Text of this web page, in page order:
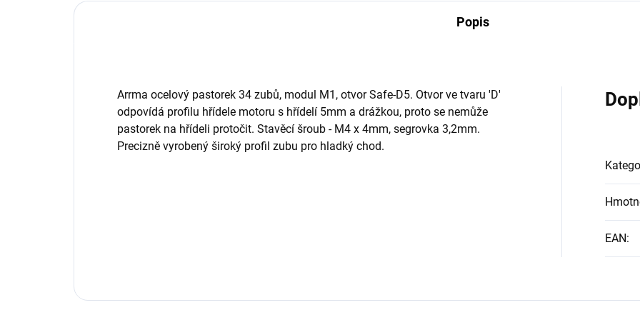
Popis
Arrma ocelový pastorek 34 zubů, modul M1, otvor Safe-D5. Otvor ve tvaru 'D'
odpovídá profilu hřídele motoru s hřídelí 5mm a drážkou, proto se nemůže
pastorek na hřídeli protočit. Stavěcí šroub - M4 x 4mm, segrovka 3,2mm.
Precizně vyrobený široký profil zubu pro hladký chod.
EAN: